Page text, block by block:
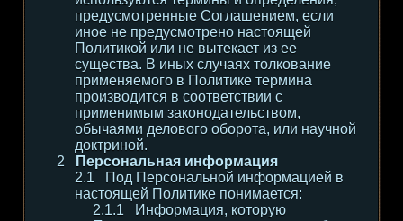
предусмотренные Соглашением, если
иное не предусмотрено настоящей
Политикой или не вытекает из ее
существа. В иных случаях толкование
применяемого в Политике термина
производится в соответствии с
применимым законодательством,
обычаями делового оборота, или научной
доктриной.
Персональная информация
Под Персональной информацией в
настоящей Политике понимается:
Информация, которую